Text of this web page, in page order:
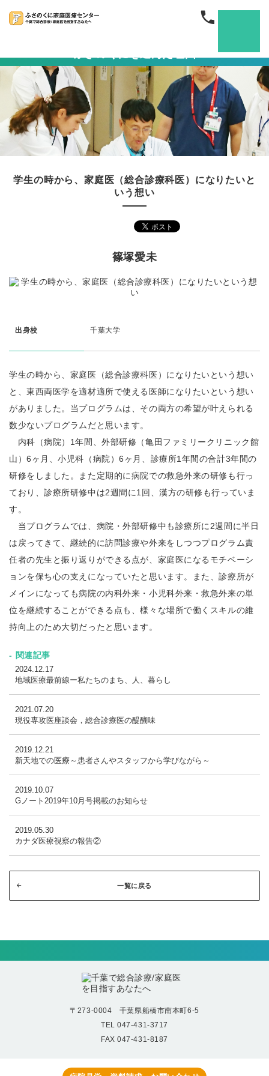
学生の時から、家庭医（総合診療科医）になりたいと
いう想い
篠塚愛未
出身校 千葉大学
学生の時から、家庭医（総合診療科医）になりたいという想い
と、東西両医学を適材適所で使える医師になりたいという想い
がありました。当プログラムは、その両方の希望が叶えられる
数少ないプログラムだと思います。
内科（病院）1年間、外部研修（亀田ファミリークリニック館
山）6ヶ月、小児科（病院）6ヶ月、診療所1年間の合計3年間の
研修をしました。また定期的に病院での救急外来の研修も行っ
ており、診療所研修中は2週間に1回、漢方の研修も行っていま
す。
当プログラムでは、病院・外部研修中も診療所に2週間に半日
は戻ってきて、継続的に訪問診療や外来をしつつプログラム責
任者の先生と振り返りができる点が、家庭医になるモチベーシ
ョンを保ち心の支えになっていたと思います。また、診療所が
メインになっても病院の内科外来・小児科外来・救急外来の単
位を継続することができる点も、様々な場所で働くスキルの維
持向上のため大切だったと思います。
関連記事
2024.12.17
地域医療最前線ー私たちのまち、人、暮らし
2021.07.20
現役専攻医座談会，総合診療医の醍醐味
2019.12.21
新天地での医療～患者さんやスタッフから学びながら～
2019.10.07
Gノート2019年10月号掲載のお知らせ
2019.05.30
カナダ医療視察の報告②
一覧に戻る
〒273-0004 千葉県船橋市南本町6-5
TEL 047-431-3717
FAX 047-431-8187